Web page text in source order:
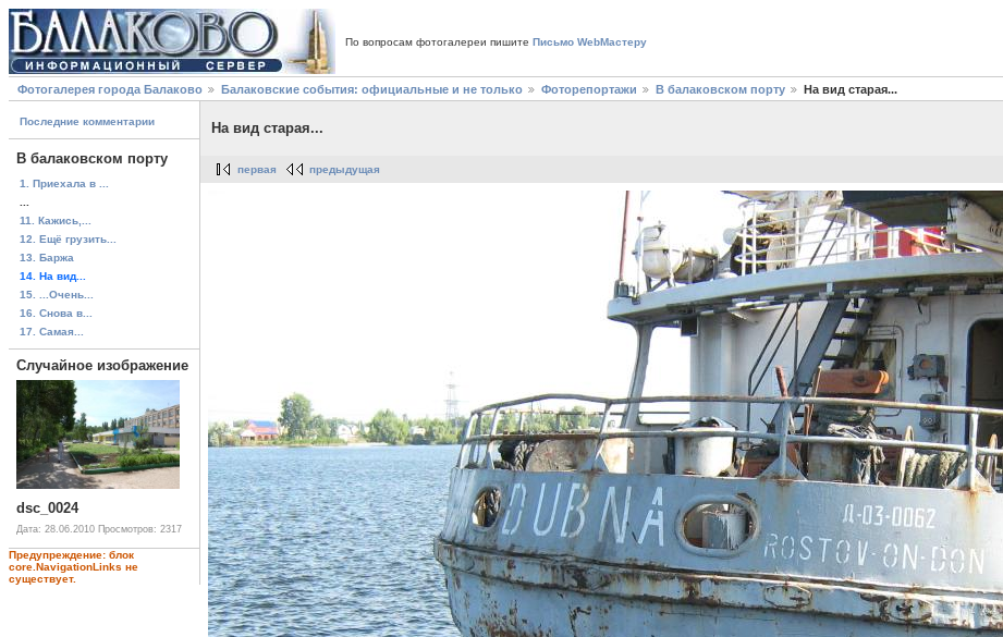
По вопросам фотогалереи пишите Письмо WebМастеру
Фотогалерея города Балаково Балаковские события: официальные и не только Фоторепортажи В балаковском порту На вид старая...
Последние комментарии
В балаковском порту
1. Приехала в ...
11. Кажись,...
12. Ещё грузить...
13. Баржа
14. На вид...
15. ...Очень...
16. Снова в...
17. Самая...
Случайное изображение
dsc_0024
Дата: 28.06.2010 Просмотров: 2317
Предупреждение: блок
core.NavigationLinks не
существует.
На вид старая...
первая предыдущая